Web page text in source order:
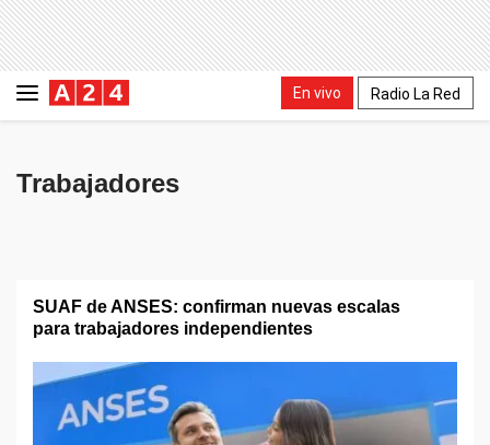
En vivo Radio La Red
Trabajadores
SUAF de ANSES: confirman nuevas escalas
para trabajadores independientes